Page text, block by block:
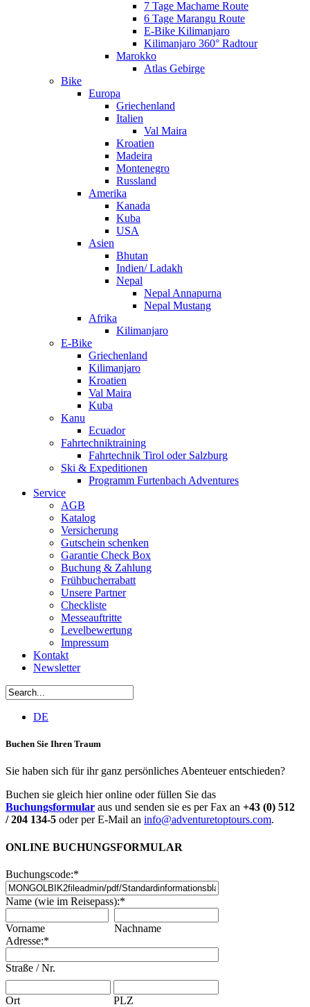
7 Tage Machame Route
6 Tage Marangu Route
E-Bike Kilimanjaro
Kilimanjaro 360° Radtour
Marokko
Atlas Gebirge
Bike
Europa
Griechenland
Italien
Val Maira
Kroatien
Madeira
Montenegro
Russland
Amerika
Kanada
Kuba
USA
Asien
Bhutan
Indien/ Ladakh
Nepal
Nepal Annapurna
Nepal Mustang
Afrika
Kilimanjaro
E-Bike
Griechenland
Kilimanjaro
Kroatien
Val Maira
Kuba
Kanu
Ecuador
Fahrtechniktraining
Fahrtechnik Tirol oder Salzburg
Ski & Expeditionen
Programm Furtenbach Adventures
Service
AGB
Katalog
Versicherung
Gutschein schenken
Garantie Check Box
Buchung & Zahlung
Frühbucherrabatt
Unsere Partner
Checkliste
Messeauftritte
Levelbewertung
Impressum
Kontakt
Newsletter
DE
Buchen Sie Ihren Traum
Sie haben sich für ihr ganz persönliches Abenteuer entschieden?
Buchen sie gleich hier online oder füllen Sie das
Buchungsformular aus und senden sie es per Fax an +43 (0) 512
/ 204 134-5 oder per E-Mail an info@adventuretoptours.com.
ONLINE BUCHUNGSFORMULAR
Buchungscode:*
Name (wie im Reisepass):*
Vorname
Nachname
Adresse:*
Straße / Nr.
Ort PLZ